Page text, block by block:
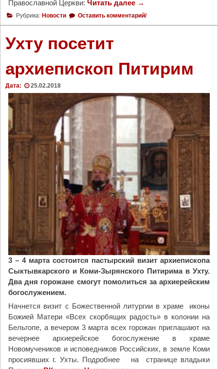
о
в
о
к
н
к
П
а
в
о
с
л
в
н
а
я
н
и
ц
и
а
т
Православной Церкви: Читать далее "
В
н
м
д
е
р
а
л
ь
о
з
а
к
о
н
е
о
в
о
р
→
Рубрика: Новости Оставить комментарий/
Ухту посетит
архиепископ Питирим
Дата: 25.02.2018
3 – 4 марта состоится пастырский визит архиепископа
Сыктывкарского и Коми-Зырянского Питирима в Ухту.
Два дня горожане смогут помолиться за архиерейским
богослужением.
Начнется визит с Божественной литургии в храме иконы
Божией Матери «Всех скорбящих радость» в колонии на
Бельгопе, а вечером 3 марта всех горожан приглашают на
вечернее архиерейское богослужение в храме
Новомучеников и исповедников Российских, в земле Коми
просиявших г. Ухты. Подробнее на странице владыки